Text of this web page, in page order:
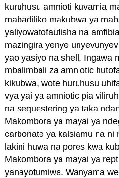
kuruhusu amnioti kuvamia
mabadiliko makubwa ya
yaliyowatofautisha na
mazingira yenye
yao yasiyo na shell. Ingawa
mbalimbali za amniotic
kikubwa, wote huruhusu
vya yai ya amniotic pia
na sequestering ya taka
Makombora ya mayai ya
carbonate ya kalsiamu na ni
lakini huwa na pores kwa
Makombora ya mayai ya
yanayotumiwa. Wanyama